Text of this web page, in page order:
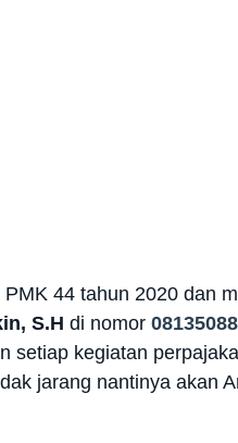
44 tahun 2020 dan
S.H di nomor
setiap kegiatan
jarang nantinya akan